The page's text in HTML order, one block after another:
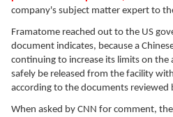
company's subject matter expert to
Framatome reached out to the US
document indicates, because a
continuing to increase its limits on the
safely be released from the facility
according to the documents reviewed
When asked by CNN for comment,